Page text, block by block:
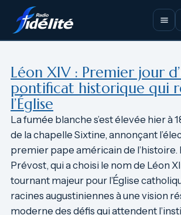
contenu
Léon XIV : Premier jour
pontificat historique qui
l’Église
La fumée blanche s’est élevée hier à
de la chapelle Sixtine, annonçant
premier pape américain de l’histoire.
Prévost, qui a choisi le nom de Léon
tournant majeur pour l’Église
racines augustiniennes à une vision
moderne des défis qui attendent